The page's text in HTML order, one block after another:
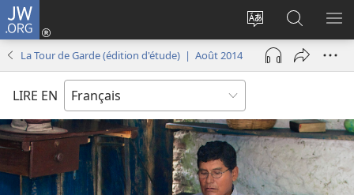
JW.ORG
Changer
langue
Se
connecter
(ouvre
nouvelle
sur
JW.ORG
La Tour de Garde (édition d'étude) | Août 2014
LIRE EN